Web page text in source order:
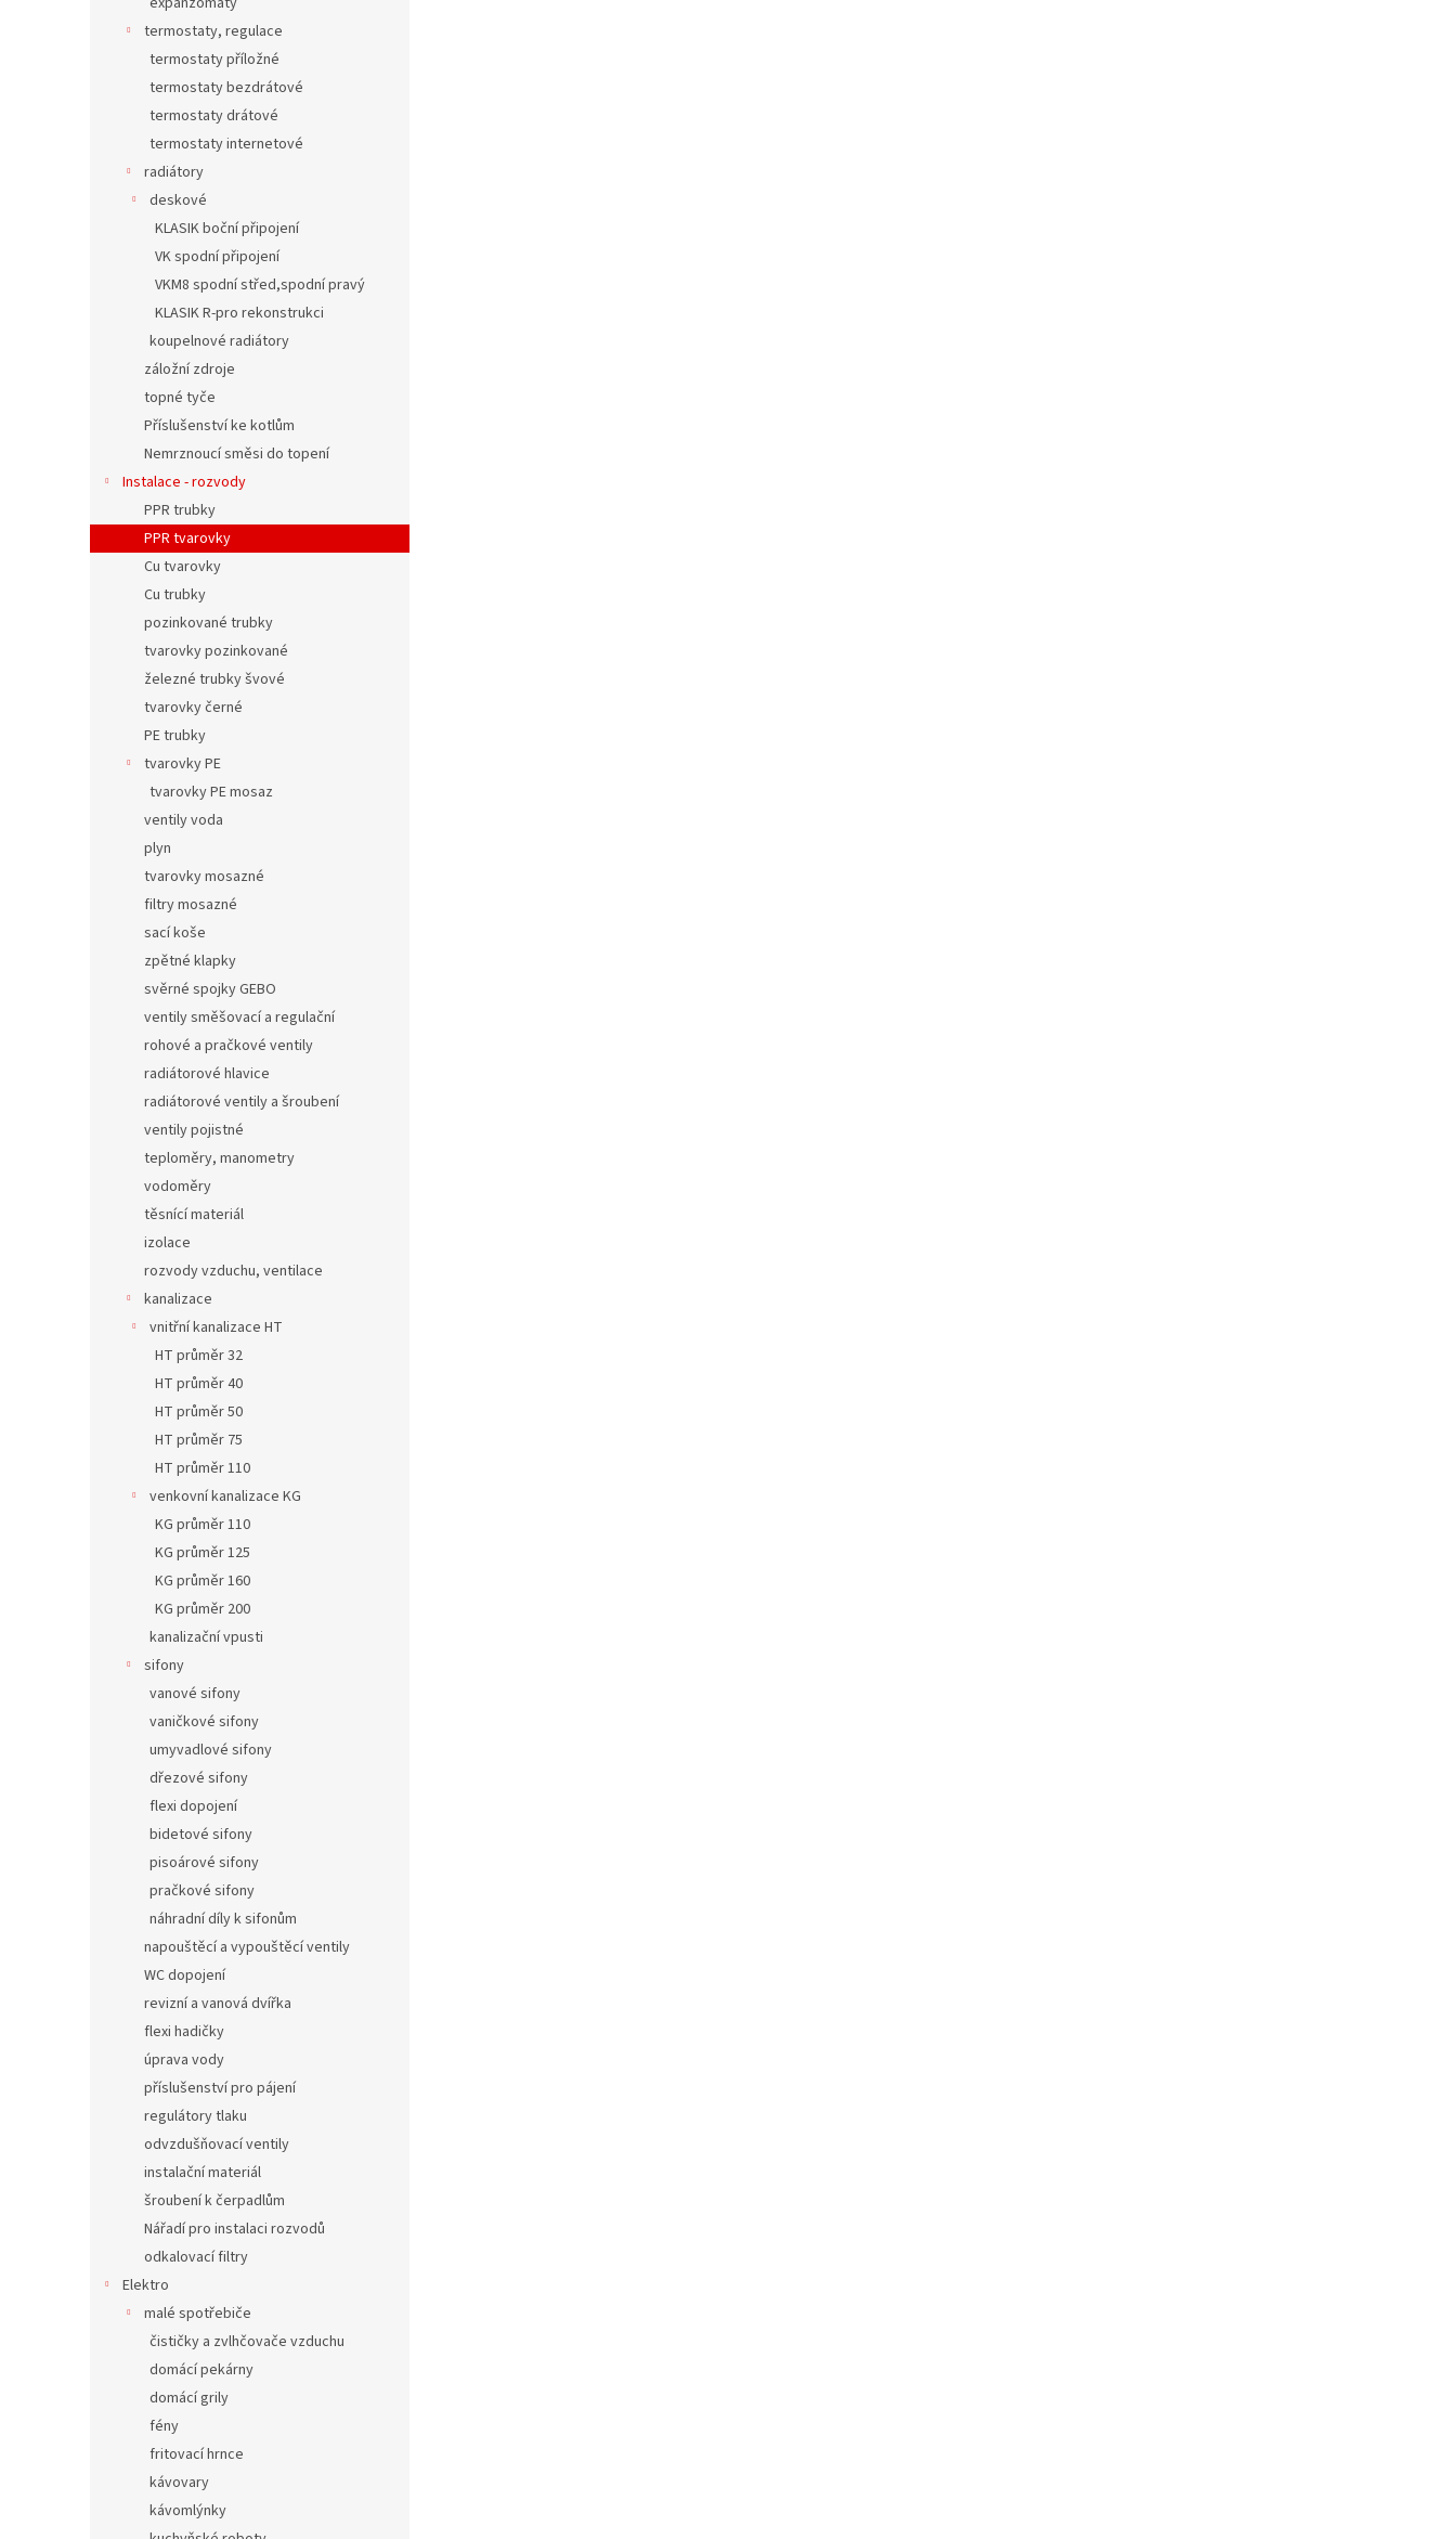
termostaty, regulace
termostaty příložné
termostaty bezdrátové
termostaty drátové
termostaty internetové
radiátory
deskové
KLASIK boční připojení
VK spodní připojení
VKM8 spodní střed,spodní pravý
KLASIK R-pro rekonstrukci
koupelnové radiátory
záložní zdroje
topné tyče
Příslušenství ke kotlům
Nemrznoucí směsi do topení
Instalace - rozvody
PPR trubky
PPR tvarovky
Cu tvarovky
Cu trubky
pozinkované trubky
tvarovky pozinkované
železné trubky švové
tvarovky černé
PE trubky
tvarovky PE
tvarovky PE mosaz
ventily voda
plyn
tvarovky mosazné
filtry mosazné
sací koše
zpětné klapky
svěrné spojky GEBO
ventily směšovací a regulační
rohové a pračkové ventily
radiátorové hlavice
radiátorové ventily a šroubení
ventily pojistné
teploměry, manometry
vodoměry
těsnící materiál
izolace
rozvody vzduchu, ventilace
kanalizace
vnitřní kanalizace HT
HT průměr 32
HT průměr 40
HT průměr 50
HT průměr 75
HT průměr 110
venkovní kanalizace KG
KG průměr 110
KG průměr 125
KG průměr 160
KG průměr 200
kanalizační vpusti
sifony
vanové sifony
vaničkové sifony
umyvadlové sifony
dřezové sifony
flexi dopojení
bidetové sifony
pisoárové sifony
pračkové sifony
náhradní díly k sifonům
napouštěcí a vypouštěcí ventily
WC dopojení
revizní a vanová dvířka
flexi hadičky
úprava vody
příslušenství pro pájení
regulátory tlaku
odvzdušňovací ventily
instalační materiál
šroubení k čerpadlům
Nářadí pro instalaci rozvodů
odkalovací filtry
Elektro
malé spotřebiče
čističky a zvlhčovače vzduchu
domácí pekárny
domácí grily
fény
fritovací hrnce
kávovary
kávomlýnky